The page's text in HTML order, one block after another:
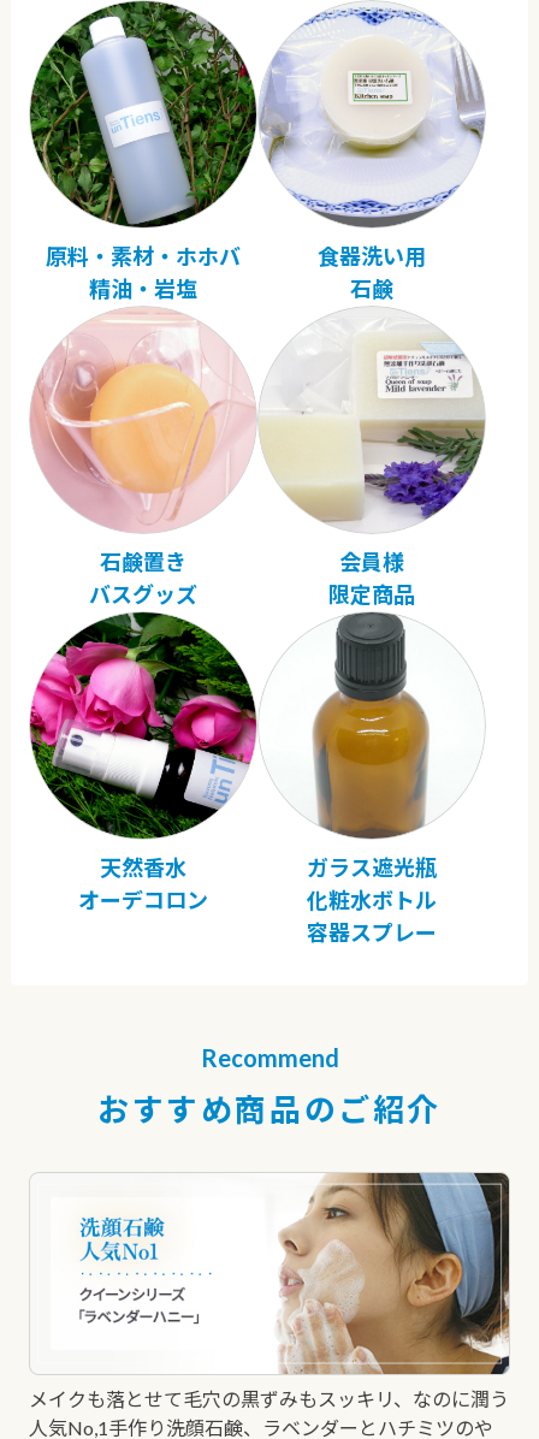
原料・素材・ホホバ
精油・岩塩
食器洗い用
石鹸
石鹸置き
バスグッズ
会員様
限定商品
天然香水
オーデコロン
ガラス遮光瓶
化粧水ボトル
容器スプレー
Recommend
おすすめ商品のご紹介
メイクも落とせて毛穴の黒ずみもスッキリ、なのに潤う
人気No,1手作り洗顔石鹸、ラベンダーとハチミツのや